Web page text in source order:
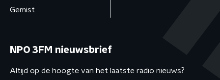
Gemist
NPO 3FM nieuwsbrief
Altijd op de hoogte van het laatste radio nieuws?